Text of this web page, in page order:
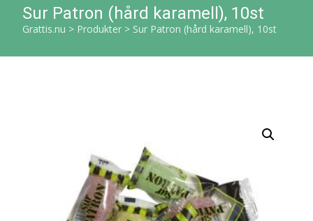
Sur Patron (hård karamell), 10st
Grattis.nu > Produkter > Sur Patron (hård karamell), 10st